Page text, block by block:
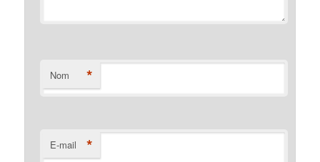
Nom *
E-mail *